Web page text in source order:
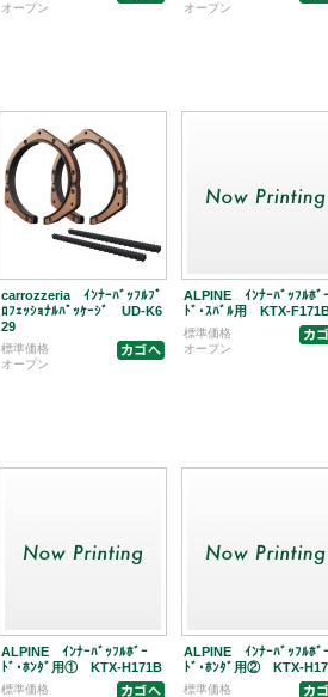
オープン
オープン
carrozzeria ｲﾝﾅｰﾊﾞｯﾌﾙﾌﾟ
ﾛﾌｪｯｼｮﾅﾙﾊﾟｯｹｰｼﾞ UD-K6
29
標準価格
オープン
ALPINE ｲﾝﾅｰﾊﾞｯﾌﾙﾎﾞ
ﾄﾞ･ｽﾊﾞﾙ用 KTX-
標準価格
オープン
ALPINE ｲﾝﾅｰﾊﾞｯﾌﾙﾎﾞｰ
ﾄﾞ･ﾎﾝﾀﾞ用① KTX-H171B
標準価格
ALPINE ｲﾝﾅｰﾊﾞｯﾌﾙﾎﾞ
ﾄﾞ･ﾎﾝﾀﾞ用② KTX-
標準価格